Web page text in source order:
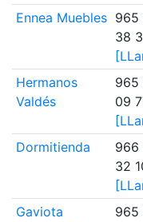
Ennea Muebles 965
38
Hermanos
Valdés
965
09
Dormitienda
966
32
Gaviota
965